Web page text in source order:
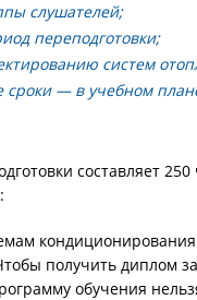
слушателей;
переподготовки;
систем
сроки — в учебном
составляет
получить диплом
обучения